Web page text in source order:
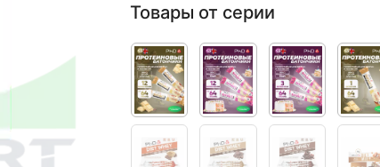
Товары от серии